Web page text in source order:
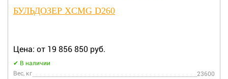
БУЛЬДОЗЕР XCMG D260
Цена: от 19 856 850 руб.
В наличии
Вес, кг
23600